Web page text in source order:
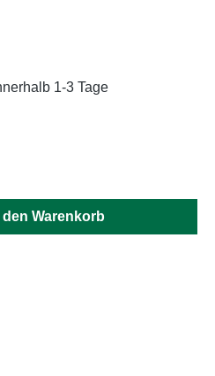
1-3 Tage
Wert ein
den Warenkorb